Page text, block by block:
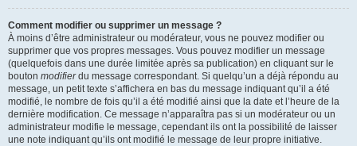
Comment modifier ou supprimer un message ?
À moins d’être administrateur ou modérateur, vous ne pouvez modifier ou
supprimer que vos propres messages. Vous pouvez modifier un message
(quelquefois dans une durée limitée après sa publication) en cliquant sur le
bouton modifierdu message correspondant. Si quelqu’un a déjà répondu au
message, un petit texte s’affichera en bas du message indiquant qu’il a été
modifié, le nombre de fois qu’il a été modifié ainsi que la date et l’heure de la
dernière modification. Ce message n’apparaîtra pas si un modérateur ou un
administrateur modifie le message, cependant ils ont la possibilité de laisser
une note indiquant qu’ils ont modifié le message de leur propre initiative.